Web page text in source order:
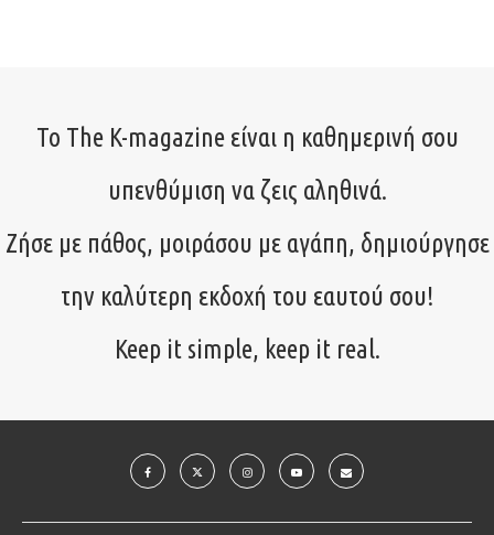
Το The K-magazine είναι η καθημερινή σου
υπενθύμιση να ζεις αληθινά.
Ζήσε με πάθος, μοιράσου με αγάπη, δημιούργησε
την καλύτερη εκδοχή του εαυτού σου!
Keep it simple, keep it real.